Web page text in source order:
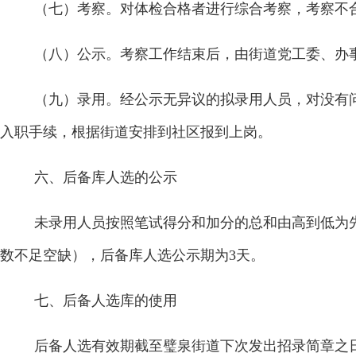
（七）考察。 对体检合格者进行综合考察，考察
（八）公示。 考察工作结束后，由街道党工委、
（九）录用。 经公示无异议的拟录用人员，对没
入职手续，根据街道安排到社区报到上岗。
六、后备库人选的公示
未录用人员按照笔试得分和加分的总和由高到低
数不足空缺），后备库人选公示期为3天。
七、后备人选库的使用
后备人选有效期截至璧泉街道下次发出招录简章